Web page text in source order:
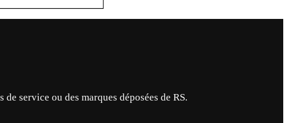
service ou des marques déposées de RS.